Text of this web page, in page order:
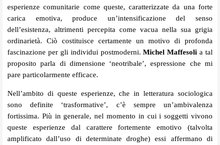
esperienze comunitarie come queste, caratterizzate da una forte
carica emotiva, produce un’intensificazione del senso
dell’esistenza, altrimenti percepita come vacua nella sua grigia
ordinarietà. Ciò costituisce certamente un motivo di profonda
fascinazione per gli individui postmoderni.Michel Maffesoli a tal
proposito parla di dimensione ‘neotribale’, espressione che mi
pare particolarmente efficace.
Nell’ambito di queste esperienze, che in letteratura sociologica
sono definite ‘trasformative’, c’è sempre un’ambivalenza
fortissima. Più in generale, nel momento in cui i soggetti vivono
queste esperienze dal carattere fortemente emotivo (talvolta
amplificato dall’uso di determinate droghe) essi affermano di